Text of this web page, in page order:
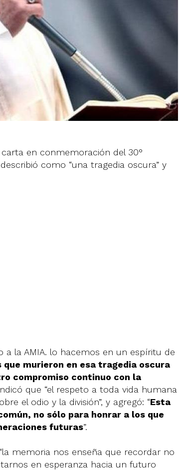
en conmemoración del 30°
como “una tragedia oscura” y
a la AMIA. lo hacemos en un espíritu de
que murieron en esa tragedia oscura
compromiso continuo con la
que “el respeto a toda vida humana
el odio y la división”, y agregó: “Esta
no sólo para honrar a los que
futuras”.
memoria nos enseña que recordar no
en esperanza hacia un futuro